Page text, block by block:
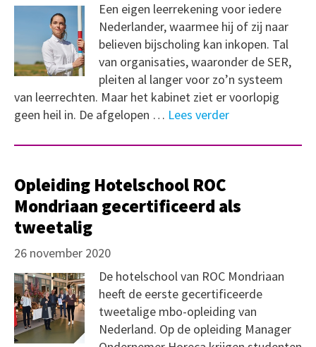
Een eigen leerrekening voor iedere
Nederlander, waarmee hij of zij naar
believen bijscholing kan inkopen. Tal
van organisaties, waaronder de SER,
pleiten al langer voor zo’n systeem
van leerrechten. Maar het kabinet ziet er voorlopig
geen heil in. De afgelopen … Lees verder
Opleiding Hotelschool ROC
Mondriaan gecertificeerd als
tweetalig
26 november 2020
De hotelschool van ROC Mondriaan
heeft de eerste gecertificeerde
tweetalige mbo-opleiding van
Nederland. Op de opleiding Manager